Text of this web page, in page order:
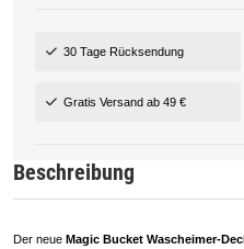
30 Tage Rücksendung
Gratis Versand ab 49 €
Beschreibung
Der neue Magic Bucket Wascheimer-